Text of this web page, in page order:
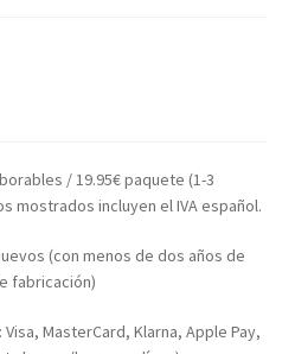
/ 19.95€ paquete (1-3
mostrados incluyen el IVA español.
(con menos de dos años de
fabricación)
MasterCard, Klarna, Apple Pay,